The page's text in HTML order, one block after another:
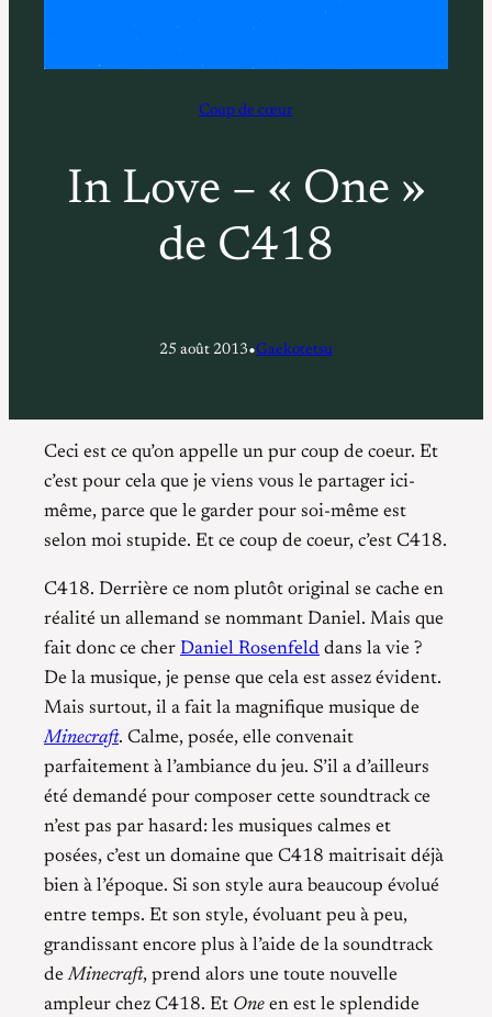
Coup de cœur
In Love – « One »
de C418
25 août 2013•Gaekotetsu
Ceci est ce qu’on appelle un pur coup de coeur. Et
c’est pour cela que je viens vous le partager ici-
même, parce que le garder pour soi-même est
selon moi stupide. Et ce coup de coeur, c’est C418.
C418. Derrière ce nom plutôt original se cache en
réalité un allemand se nommant Daniel. Mais que
fait donc ce cher Daniel Rosenfeld dans la vie ?
De la musique, je pense que cela est assez évident.
Mais surtout, il a fait la magnifique musique de
Minecraft. Calme, posée, elle convenait
parfaitement à l’ambiance du jeu. S’il a d’ailleurs
été demandé pour composer cette soundtrack ce
n’est pas par hasard: les musiques calmes et
posées, c’est un domaine que C418 maitrisait déjà
bien à l’époque. Si son style aura beaucoup évolué
entre temps. Et son style, évoluant peu à peu,
grandissant encore plus à l’aide de la soundtrack
deMinecraft, prend alors une toute nouvelle
ampleur chez C418. Et One en est le splendide